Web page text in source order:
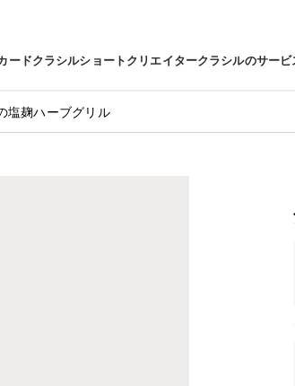
ードクラシルショートクリエイタークラシルのサービ
塩麹ハーブグリル